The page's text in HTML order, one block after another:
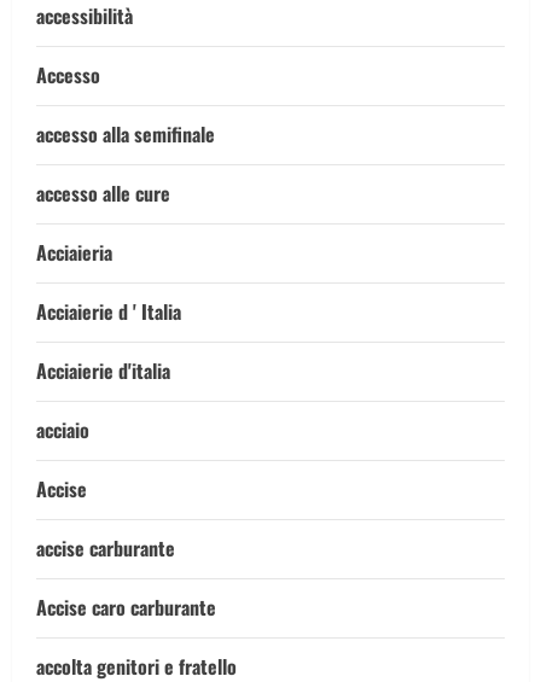
accessibilità
Accesso
accesso alla semifinale
accesso alle cure
Acciaieria
Acciaierie d ' Italia
Acciaierie d'italia
acciaio
Accise
accise carburante
Accise caro carburante
accolta genitori e fratello